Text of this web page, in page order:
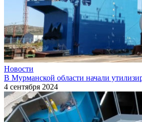
Новости
В Мурманской области начали
4 сентября 2024